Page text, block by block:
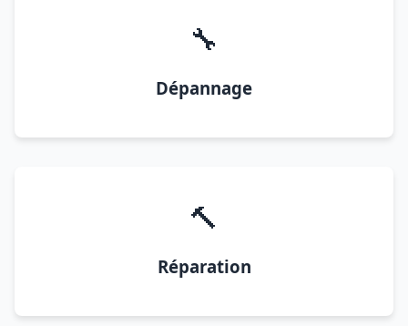
🔧
Dépannage
🔨
Réparation